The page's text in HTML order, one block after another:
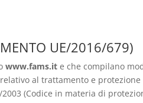
UE/2016/679)
www.fams.it e che compilano
al trattamento e
(Codice in materia di